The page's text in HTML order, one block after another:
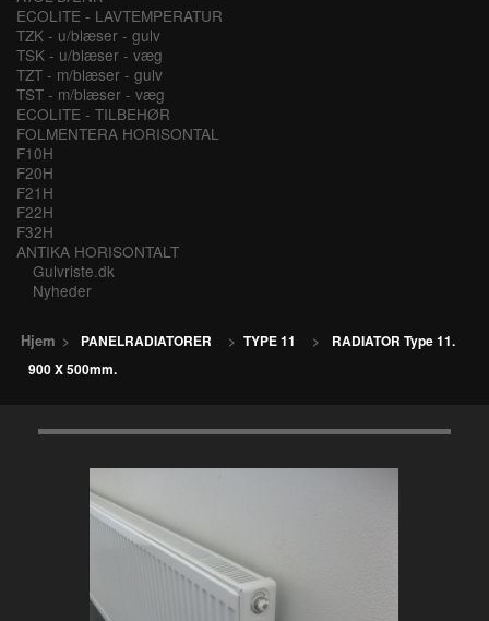
ECOLITE - LAVTEMPERATUR
TZK - u/blæser - gulv
TSK - u/blæser - væg
TZT - m/blæser - gulv
TST - m/blæser - væg
ECOLITE - TILBEHØR
FOLMENTERA HORISONTAL
F10H
F20H
F21H
F22H
F32H
ANTIKA HORISONTALT
Gulvriste.dk
Nyheder
Hjem > PANELRADIATORER > TYPE 11 >
RADIATOR Type 11.
900 X 500mm.